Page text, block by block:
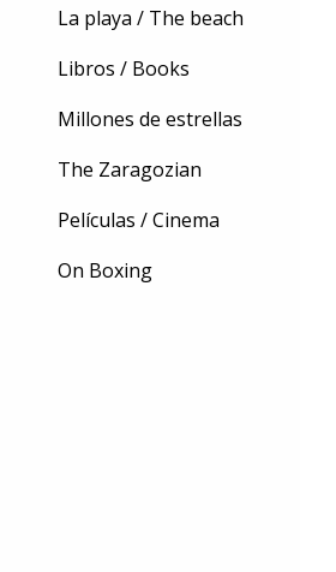
La playa / The beach
Libros / Books
Millones de estrellas
The Zaragozian
Películas / Cinema
On Boxing